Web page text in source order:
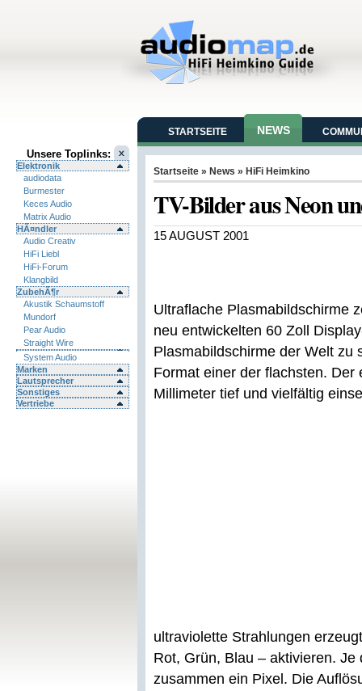
Unsere Toplinks:
Elektronik
audiodata
Burmester
Keces Audio
Matrix Audio
HÃ¤ndler
Audio Creativ
HiFi Liebl
HiFi-Forum
Klangbild
ZubehÃ¶r
Akustik Schaumstoff
Mundorf
Pear Audio
Straight Wire
System Audio
Marken
Lautsprecher
Sonstiges
Vertriebe
STARTSEITE NEWS
Startseite » News » HiFi Heimkino
TV-Bilder aus Neon
15 AUGUST 2001
Ultraflache Plasmabildschirme
neu entwickelten 60 Zoll
Plasmabildschirme der Welt zu
Format einer der flachsten.
Millimeter tief und vielfältig
ultraviolette Strahlungen
Rot, Grün, Blau – aktivieren.
zusammen ein Pixel. Die